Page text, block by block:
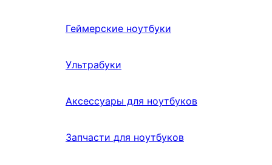
Геймерские ноутбуки
Ультрабуки
Аксессуары для ноутбуков
Запчасти для ноутбуков